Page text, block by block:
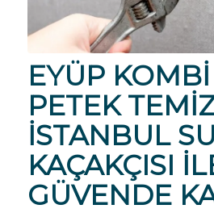
EYÜP
PETEK
İSTANBUL SU
KAÇAKÇISI
GÜVENDE